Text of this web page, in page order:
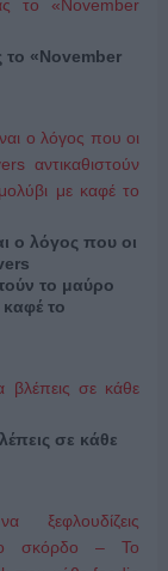
το «November
ο λόγος που οι
το μαύρο
το
σε κάθε